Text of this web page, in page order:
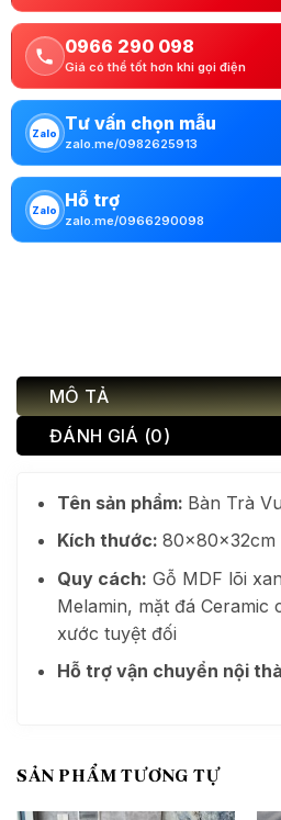
0966 290 098
Giá có thể tốt hơn khi gọi điện
Zalo Tư vấn chọn mẫu
zalo.me/0982625913
Zalo Hỗ trợ
zalo.me/0966290098
MÔ TẢ
ĐÁNH GIÁ (0)
Tên sản phẩm: Bàn Trà
Kích thước: 80x80x32cm
Quy cách: Gỗ MDF lõi
Melamin, mặt đá Ceramic
xước tuyệt đối
Hỗ trợ vận chuyển nội
SẢN PHẨM TƯƠNG TỰ